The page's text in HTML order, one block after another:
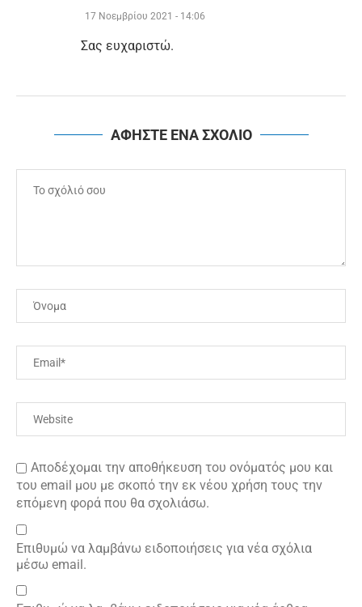
17 Νοεμβρίου 2021 - 14:06
Σας ευχαριστώ.
ΑΦΗΣΤΕ ΕΝΑ ΣΧΟΛΙΟ
Αποδέχομαι την αποθήκευση του ονόματός μου και
του email μου με σκοπό την εκ νέου χρήση τους την
επόμενη φορά που θα σχολιάσω.
Επιθυμώ να λαμβάνω ειδοποιήσεις για νέα σχόλια
μέσω email.